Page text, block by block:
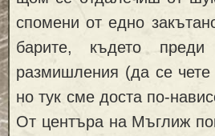
спомени от едно
барите, където
размишления (да се
но тук сме доста по-
От центъра на Мъглиж